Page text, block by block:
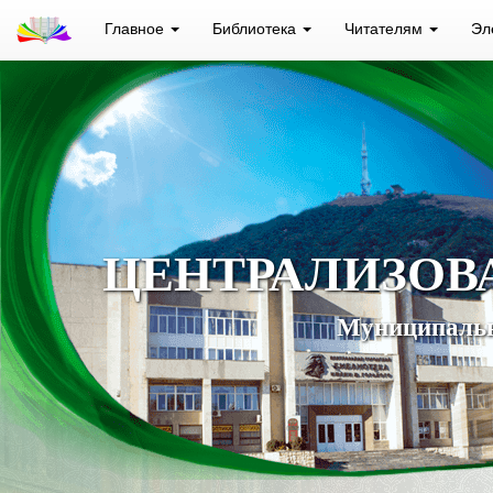
Главное Библиотека Читателям